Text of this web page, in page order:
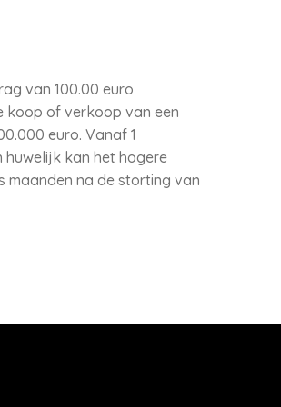
van 100.00 euro
koop of verkoop van een
euro. Vanaf 1
huwelijk kan het hogere
maanden na de storting van